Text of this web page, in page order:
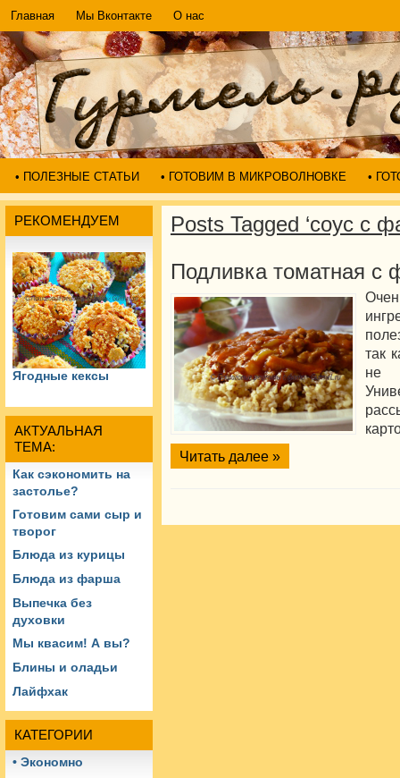
Главная Мы Вконтакте О нас
• ПОЛЕЗНЫЕ СТАТЬИ • ГОТОВИМ В МИКРОВОЛНОВКЕ •
РЕКОМЕНДУЕМ
Ягодные кексы
АКТУАЛЬНАЯ
ТЕМА:
Как сэкономить на
застолье?
Готовим сами сыр и
творог
Блюда из курицы
Блюда из фарша
Выпечка без
духовки
Мы квасим! А вы?
Блины и оладьи
Лайфхак
КАТЕГОРИИ
• Экономно
Posts Tagged ‘соус с
Подливка томатная с
так
не
Читать далее »